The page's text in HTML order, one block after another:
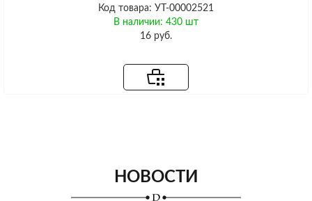
Код товара: УТ-00002521
В наличии: 430 шт
16 руб.
НОВОСТИ